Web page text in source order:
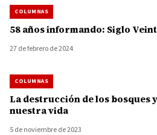
COLUMNAS
58 años informando: Siglo
27 de febrero de 2024
COLUMNAS
La destrucción de los bosques
nuestra vida
5 de noviembre de 2023